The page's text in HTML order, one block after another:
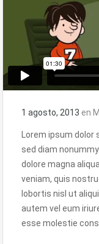
1 agosto, 2013 en
Lorem ipsum
sed diam
dolore magna
veniam, quis
lobortis nisl ut
autem vel eum
esse molestie